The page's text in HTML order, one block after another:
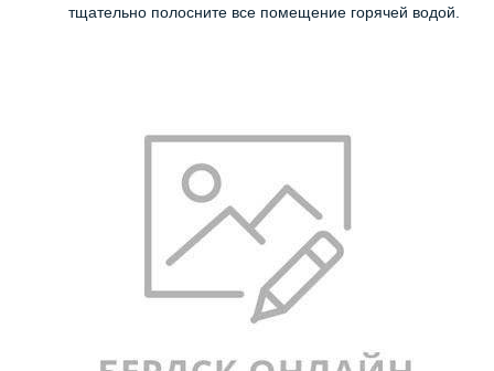
тщательно полосните все помещение горячей водой.